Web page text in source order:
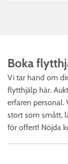
Boka
Vi tar hand om
flytthjälp här.
erfaren personal.
stort som smått,
för offert! Nöjda